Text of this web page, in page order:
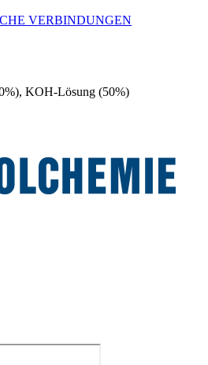
VERBINDUNGEN
KOH-Lösung (50%)